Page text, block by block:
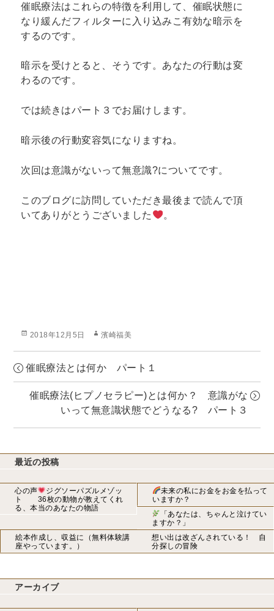
催眠療法はこれらの特徴を利用して、催眠状態に
なり緩んだフィルターに入り込みこ有効な暗示を
するのです。
暗示を受けとると、そうです。あなたの行動は変
わるのです。
では続きはパート３でお届けします。
暗示後の行動変容気になりますね。
次回は意識がないって無意識?についてです。
このブログに訪問していただき最後まで読んで頂
いてありがとうございました
。
投
2018年12月5日
作
濱崎福美
催眠療法とは何か パート１
催眠療法(ヒプノセラピー)とは何か？ 意識がな
いって無意識状態でどうなる? パート３
最近の投稿
心の声
ジグソーパズルメゾッ
ト 36枚の動物が教えてくれ
る、本当のあなたの物語
未来の私にお金をお金を払って
いますか？
「あなたは、ちゃんと泣けてい
ますか？」
絵本作成し、収益に（無料体験講
座やっています。）
想い出は改ざんされている！ 自
分探しの冒険
アーカイブ